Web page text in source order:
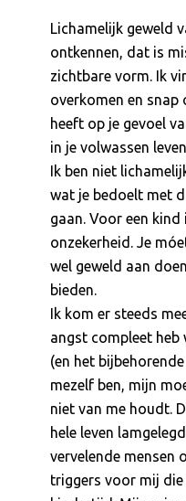
Lichamelijk geweld
ontkennen, dat is
zichtbare vorm. Ik
overkomen en
heeft op je gevoel
in je volwassen
Ik ben niet
wat je bedoelt met
gaan. Voor een
onzekerheid. Je
wel geweld aan
bieden.
Ik kom er steeds
angst compleet heb
(en het
mezelf ben, mijn
niet van me houdt.
hele leven
vervelende mensen
triggers voor mij